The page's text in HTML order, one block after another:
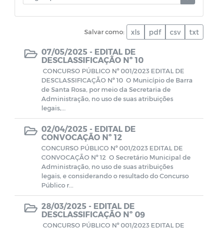
Portal do Contribuinte
Decretos - Coronavírus (COVID-19)
Leis Ordinárias - Coronavírus (COVID-19)
Plano de Contratações Anual
Salvar como: xls pdf csv txt
07/05/2025 - EDITAL DE
DESCLASSIFICAÇÃO Nº 10
CONCURSO PÚBLICO Nº 001/2023 EDITAL DE
DESCLASSIFICAÇÃO Nº 10 O Município de Barra
de Santa Rosa, por meio da Secretaria de
Administração, no uso de suas atribuições
legais,...
02/04/2025 - EDITAL DE
CONVOCAÇÃO Nº 12
CONCURSO PÚBLICO Nº 001/2023 EDITAL DE
CONVOCAÇÃO Nº 12 O Secretário Municipal de
Administração, no uso de suas atribuições
legais, e considerando o resultado do Concurso
Público r...
28/03/2025 - EDITAL DE
DESCLASSIFICAÇÃO Nº 09
CONCURSO PÚBLICO Nº 001/2023 EDITAL DE